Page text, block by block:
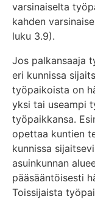
varsinaiselta
kahden
luku 3.9).
Jos palkansaaja
eri kunnissa
työpaikoista on
yksi tai useampi
työpaikkansa.
opettaa kuntien
kunnissa
asuinkunnan
pääsääntöisesti
Toissijaista